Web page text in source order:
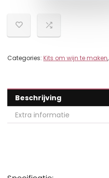
Categories: Kits om wijn te maken,
Beschrijving
Extra informatie